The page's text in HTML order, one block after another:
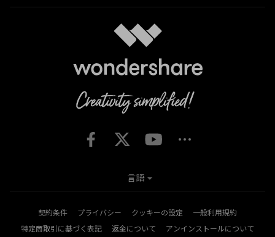
契約条件 プライバシー クッキーの設定
一般利用規約
特定商取引に基づく表記
返金について
アンインストールについて
言語